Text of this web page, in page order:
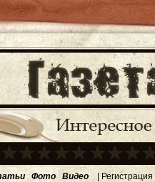
Фото Видео | Регистрация